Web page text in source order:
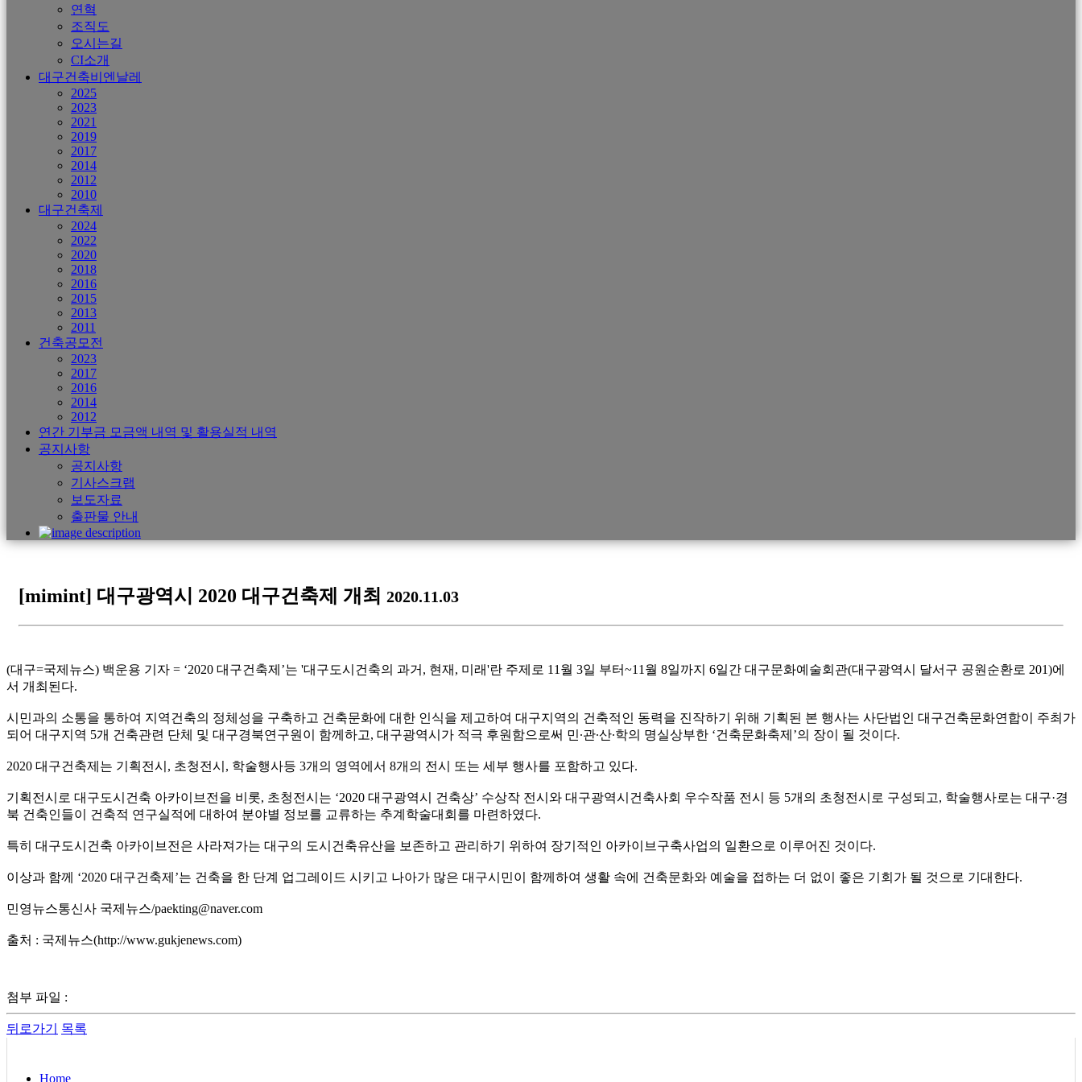
연혁
조직도
오시는길
CI소개
대구건축비엔날레
2025
2023
2021
2019
2017
2014
2012
2010
대구건축제
2024
2022
2020
2018
2016
2015
2013
2011
건축공모전
2023
2017
2016
2014
2012
연간 기부금 모금액 내역 및 활용실적 내역
공지사항
공지사항
기사스크랩
보도자료
출판물 안내
[mimint] 대구광역시 2020 대구건축제 개최 2020.11.03
(대구=국제뉴스) 백운용 기자 = ‘2020 대구건축제’는 '대구도시건축의 과거, 현재, 미래'란 주제로 11월 3일 부터~11월 8일까지 6일간 대구문화예술회관(대구광역시 달서구 공원순환로 201)에
서 개최된다.
시민과의 소통을 통하여 지역건축의 정체성을 구축하고 건축문화에 대한 인식을 제고하여 대구지역의 건축적인 동력을 진작하기 위해 기획된 본 행사는 사단법인 대구건축문화연합이 주최가
되어 대구지역 5개 건축관련 단체 및 대구경북연구원이 함께하고, 대구광역시가 적극 후원함으로써 민∙관∙산∙학의 명실상부한 ‘건축문화축제’의 장이 될 것이다.
2020 대구건축제는 기획전시, 초청전시, 학술행사등 3개의 영역에서 8개의 전시 또는 세부 행사를 포함하고 있다.
기획전시로 대구도시건축 아카이브전을 비롯, 초청전시는 ‘2020 대구광역시 건축상’ 수상작 전시와 대구광역시건축사회 우수작품 전시 등 5개의 초청전시로 구성되고, 학술행사로는 대구·경
북 건축인들이 건축적 연구실적에 대하여 분야별 정보를 교류하는 추계학술대회를 마련하였다.
특히 대구도시건축 아카이브전은 사라져가는 대구의 도시건축유산을 보존하고 관리하기 위하여 장기적인 아카이브구축사업의 일환으로 이루어진 것이다.
이상과 함께 ‘2020 대구건축제’는 건축을 한 단계 업그레이드 시키고 나아가 많은 대구시민이 함께하여 생활 속에 건축문화와 예술을 접하는 더 없이 좋은 기회가 될 것으로 기대한다.
민영뉴스통신사 국제뉴스/paekting@naver.com
출처 : 국제뉴스(http://www.gukjenews.com)
첨부 파일 :
뒤로가기 목록
Home